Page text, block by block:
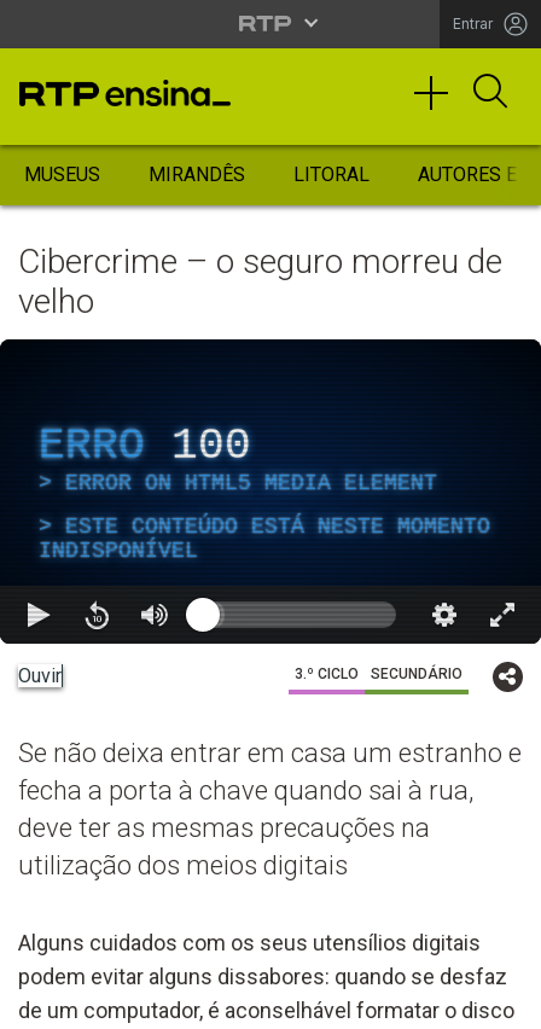
Entrar
MUSEUS MIRANDÊS LITORAL AUTORES
Cibercrime – o seguro morreu de
velho
ERRO 100
ERROR ON HTML5 MEDIA ELEMENT
ESTE CONTEÚDO ESTÁ NESTE MOMENTO
INDISPONÍVEL
Ouvir 3.º CICLO SECUNDÁRIO
Se não deixa entrar em casa um estranho e
fecha a porta à chave quando sai à rua,
deve ter as mesmas precauções na
utilização dos meios digitais
Alguns cuidados com os seus utensílios digitais
podem evitar alguns dissabores: quando se desfaz
de um computador, é aconselhável formatar o disco